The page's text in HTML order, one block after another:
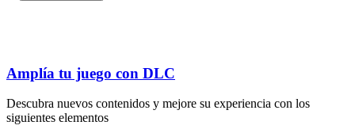
Amplía tu juego con DLC
Descubra nuevos contenidos y mejore su experiencia con los
siguientes elementos